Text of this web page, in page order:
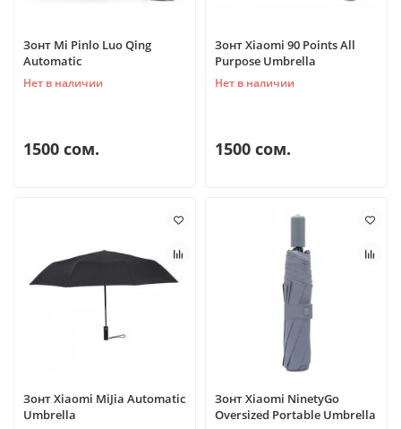
Зонт Mi Pinlo Luo Qing
Automatic
Нет в наличии
1500 сом.
Зонт Xiaomi 90 Points All
Purpose Umbrella
Нет в наличии
1500 сом.
Зонт Xiaomi MiJia Automatic
Umbrella
Зонт Xiaomi NinetyGo
Oversized Portable Umbrella